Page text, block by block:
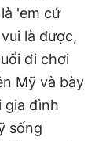
'em cứ
là được,
đi chơi
Mỹ và bày
gia đình
sống